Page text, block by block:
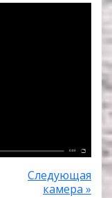
0:00
Следующая
камера »